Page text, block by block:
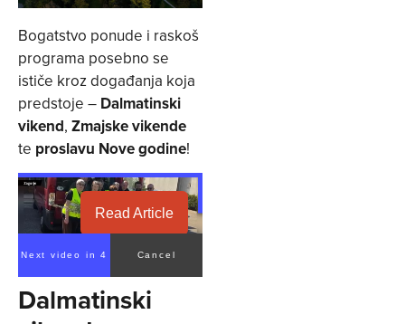
Bogatstvo ponude i raskoš
programa posebno se
ističe kroz događanja koja
predstoje – Dalmatinski
vikend, Zmajske vikende
te proslavu Nove godine!
Read Article
Next video in 3 Cancel
Dalmatinski